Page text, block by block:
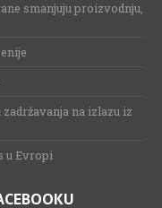
smanjuju proizvodnju,
na izlazu iz
u Evropi